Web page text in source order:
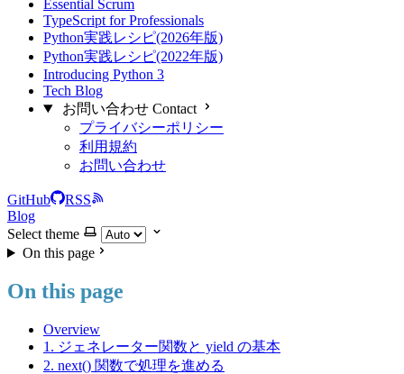
Essential Scrum
TypeScript for Professionals
Python実践レシピ(2026年版)
Python実践レシピ(2022年版)
Introducing Python 3
Tech Blog
お問い合わせ Contact
プライバシーポリシー
利用規約
お問い合わせ
GitHub
RSS
Blog
Select theme
On this page
On this page
Overview
1. ジェネレーター関数と yield の基本
2. next() 関数で処理を進める